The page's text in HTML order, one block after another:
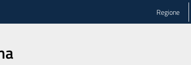
Regione